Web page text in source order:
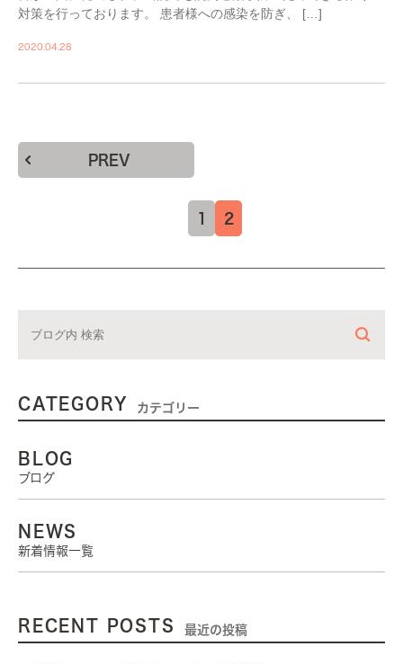
対策を行っております。 患者様への感染を防ぎ、 […]
2020.04.28
PREV
1 2
CATEGORY カテゴリー
BLOG
ブログ
NEWS
新着情報一覧
RECENT POSTS 最近の投稿